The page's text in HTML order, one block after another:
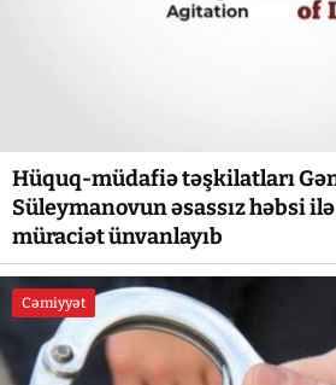
Hüquq-müdafiə təşkilatları
Süleymanovun əsassız həbsi
müraciət ünvanlayıb
Cəmiyyət